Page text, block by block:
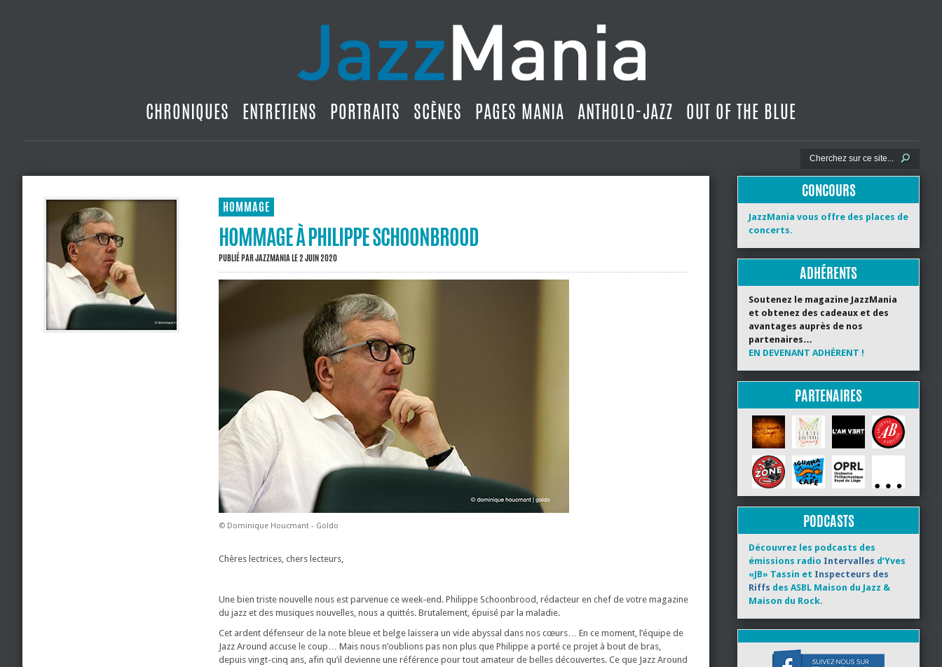
CHRONIQUES ENTRETIENS PORTRAITS SCÈNES PAGES MANIA ANTHOLO-JAZZ OUT OF THE BLUE
HOMMAGE
HOMMAGE À PHILIPPE SCHOONBROOD
PUBLIÉ PARJAZZMANIALE 2 JUIN 2020
© Dominique Houcmant - Goldo
Chères lectrices, chers lecteurs,
Une bien triste nouvelle nous est parvenue ce week-end. Philippe Schoonbrood, rédacteur en chef de votre magazine
du jazz et des musiques nouvelles, nous a quittés. Brutalement, épuisé par la maladie.
Cet ardent défenseur de la note bleue et belge laissera un vide abyssal dans nos cœurs… En ce moment, l’équipe de
Jazz Around accuse le coup… Mais nous n’oublions pas non plus que Philippe a porté ce projet à bout de bras,
depuis vingt-cinq ans, afin qu’il devienne une référence pour tout amateur de belles découvertes. Ce que Jazz Around
CONCOURS
JazzMania vous offre des places de
concerts.
ADHÉRENTS
Soutenez le magazine JazzMania
et obtenez des cadeaux et des
avantages auprès de nos
partenaires…
EN DEVENANT ADHÉRENT !
PARTENAIRES
PODCASTS
Découvrez les podcasts des
émissions radio Intervalles d’Yves
«JB» Tassin et Inspecteurs des
Riffs des ASBL Maison du Jazz &
Maison du Rock.